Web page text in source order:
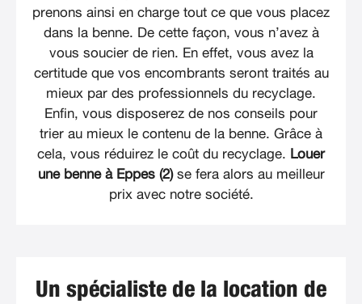
prenons ainsi en charge tout ce que vous placez
dans la benne. De cette façon, vous n’avez à
vous soucier de rien. En effet, vous avez la
certitude que vos encombrants seront traités au
mieux par des professionnels du recyclage.
Enfin, vous disposerez de nos conseils pour
trier au mieux le contenu de la benne. Grâce à
cela, vous réduirez le coût du recyclage. Louer
une benne à Eppes (2)se fera alors au meilleur
prix avec notre société.
Un spécialiste de la location de